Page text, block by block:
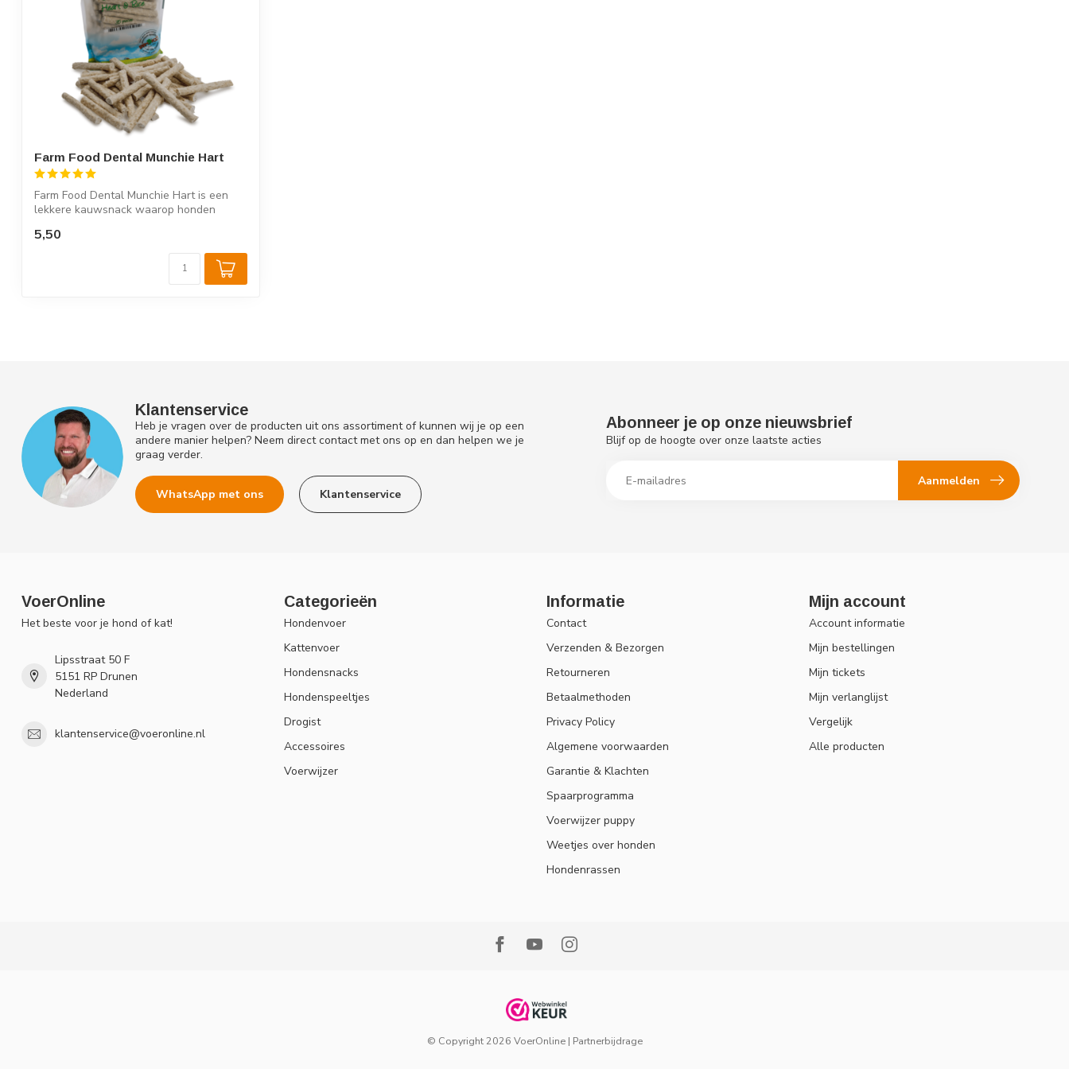
Farm Food Dental Munchie Hart
Farm Food Dental Munchie Hart is een
lekkere kauwsnack waarop honden
5,50
Klantenservice
Heb je vragen over de producten uit ons assortiment of kunnen wij je op een
andere manier helpen? Neem direct contact met ons op en dan helpen we je
graag verder.
WhatsApp met ons Klantenservice
Abonneer je op onze nieuwsbrief
Blijf op de hoogte over onze laatste acties
Aanmelden
VoerOnline
Het beste voor je hond of kat!
Lipsstraat 50 F
5151 RP Drunen
Nederland
klantenservice@voeronline.nl
Categorieën
Hondenvoer
Kattenvoer
Hondensnacks
Hondenspeeltjes
Drogist
Accessoires
Voerwijzer
Informatie
Contact
Verzenden & Bezorgen
Retourneren
Betaalmethoden
Privacy Policy
Algemene voorwaarden
Garantie & Klachten
Spaarprogramma
Voerwijzer puppy
Weetjes over honden
Hondenrassen
Mijn account
Account informatie
Mijn bestellingen
Mijn tickets
Mijn verlanglijst
Vergelijk
Alle producten
© Copyright 2026 VoerOnline| Partnerbijdrage